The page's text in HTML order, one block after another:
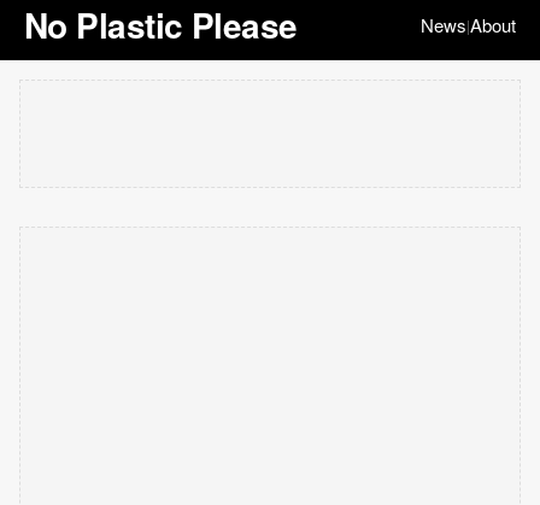
No Plastic Please News|About